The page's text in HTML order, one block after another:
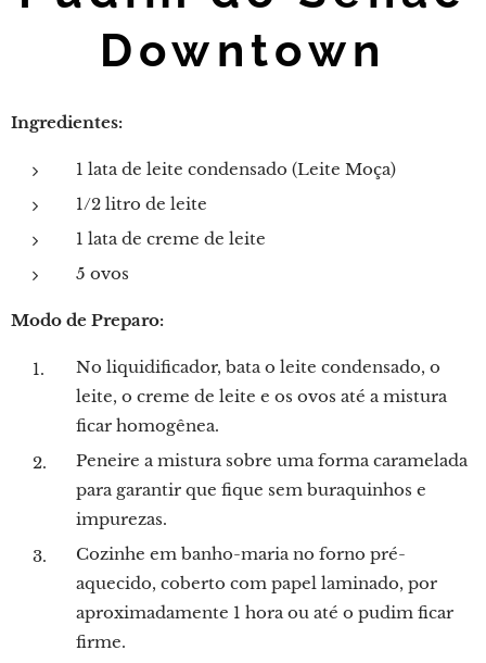
Downtown
Ingredientes:
1 lata de leite condensado (Leite Moça)
1/2 litro de leite
1 lata de creme de leite
5 ovos
Modo de Preparo:
No liquidificador, bata o leite condensado, o
leite, o creme de leite e os ovos até a mistura
ficar homogênea.
Peneire a mistura sobre uma forma caramelada
para garantir que fique sem buraquinhos e
impurezas.
Cozinhe em banho-maria no forno pré-
aquecido, coberto com papel laminado, por
aproximadamente 1 hora ou até o pudim ficar
firme.